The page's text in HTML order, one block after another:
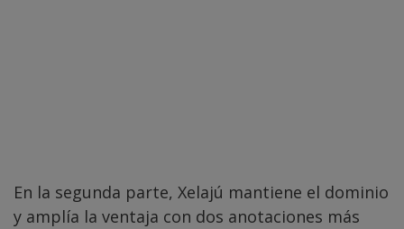
En la segunda parte, Xelajú mantiene el dominio
y amplía la ventaja con dos anotaciones más